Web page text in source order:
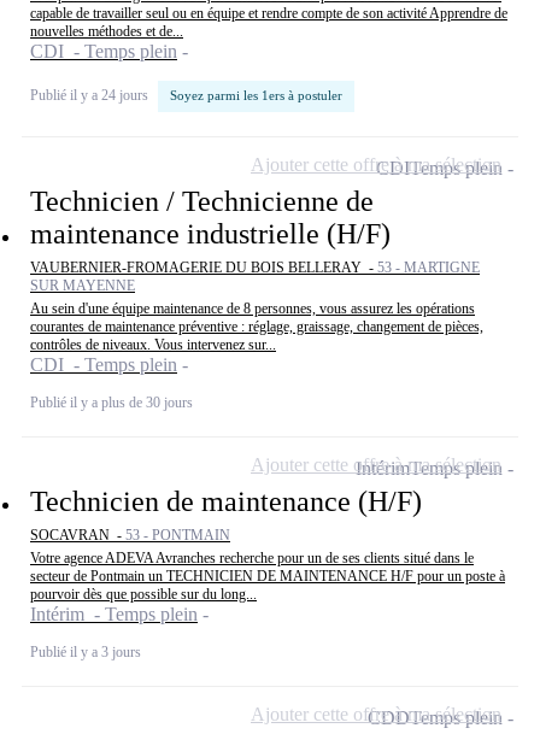
capable de travailler seul ou en équipe et rendre compte de son activité Apprendre de
nouvelles méthodes et de...
CDI - Temps plein
Publié il y a 24 jours Soyez parmi les 1ers à postuler
Technicien / Technicienne de
maintenance industrielle (H/F)
VAUBERNIER-FROMAGERIE DU BOIS BELLERAY - 53 - MARTIGNE
SUR MAYENNE
Au sein d'une équipe maintenance de 8 personnes, vous assurez les opérations
courantes de maintenance préventive : réglage, graissage, changement de pièces,
contrôles de niveaux. Vous intervenez sur...
CDI - Temps plein
Publié il y a plus de 30 jours
CDITemps plein
Ajouter cette offre à ma sélection
Technicien de maintenance (H/F)
SOCAVRAN - 53 - PONTMAIN
Votre agence ADEVA Avranches recherche pour un de ses clients situé dans le
secteur de Pontmain un TECHNICIEN DE MAINTENANCE H/F pour un poste à
pourvoir dès que possible sur du long...
Intérim - Temps plein
Publié il y a 3 jours
IntérimTemps plein
Ajouter cette offre à ma sélection
CDDTemps plein
Ajouter cette offre à ma sélection